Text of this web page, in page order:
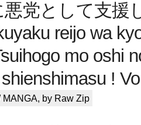
党として支援
reijo wa
mo oshi
!
MANGA, by Raw Zip